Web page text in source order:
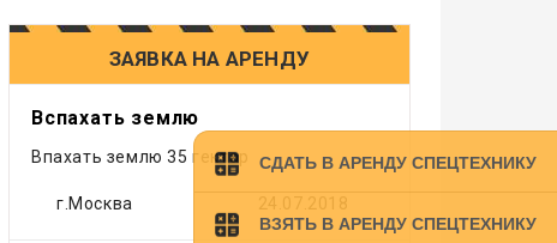
СДАТЬ В АРЕНДУ СПЕЦТЕХНИКУ
ВЗЯТЬ В АРЕНДУ СПЕЦТЕХНИКУ
Лесовоз
Манипулятор
Мини экскаватор
ЗАЯВКА НА АРЕНДУ
Вспахать землю
Впахать землю 35 гектар
г.Москва